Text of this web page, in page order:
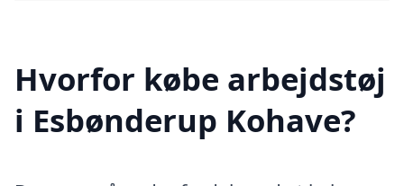
Hvorfor købe arbejdstøj
i Esbønderup Kohave?